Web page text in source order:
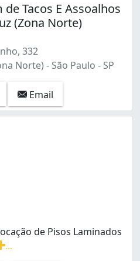
Tacos E Assoalhos
(Zona Norte)
332
Norte) - São Paulo - SP
Email
de Pisos Laminados